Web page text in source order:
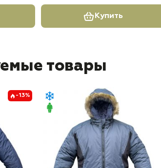
Купить
товары
-13%